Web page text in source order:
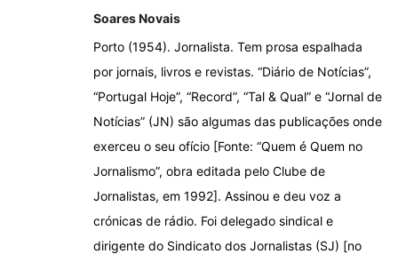
Soares Novais
Porto (1954). Jornalista. Tem prosa espalhada
por jornais, livros e revistas. “Diário de Notícias”,
“Portugal Hoje”, “Record”, “Tal & Qual” e “Jornal de
Notícias” (JN) são algumas das publicações onde
exerceu o seu ofício [Fonte: “Quem é Quem no
Jornalismo”, obra editada pelo Clube de
Jornalistas, em 1992]. Assinou e deu voz a
crónicas de rádio. Foi delegado sindical e
dirigente do Sindicato dos Jornalistas (SJ) [no